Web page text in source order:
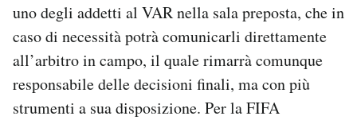
uno degli addetti al VAR nella sala preposta, che in
caso di necessità potrà comunicarli direttamente
all’arbitro in campo, il quale rimarrà comunque
responsabile delle decisioni finali, ma con più
strumenti a sua disposizione. Per la FIFA